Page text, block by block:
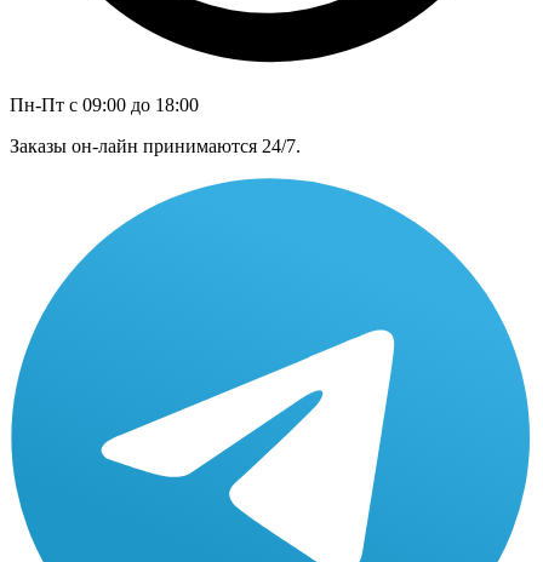
Пн-Пт с 09:00 до 18:00
Заказы он-лайн принимаются 24/7.